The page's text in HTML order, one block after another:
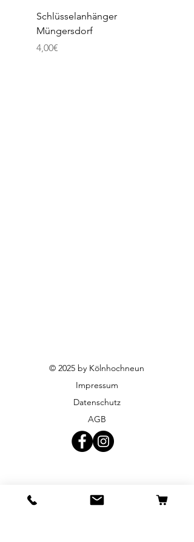
Schlüsselanhänger
Müngersdorf
Price
4,00€
© 2025 by Kölnhochneun
Impressum
Datenschutz
AGB